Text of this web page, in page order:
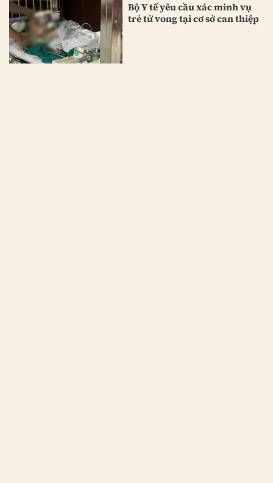
Bộ Y tế yêu cầu xác minh vụ
trẻ tử vong tại cơ sở can thiệp